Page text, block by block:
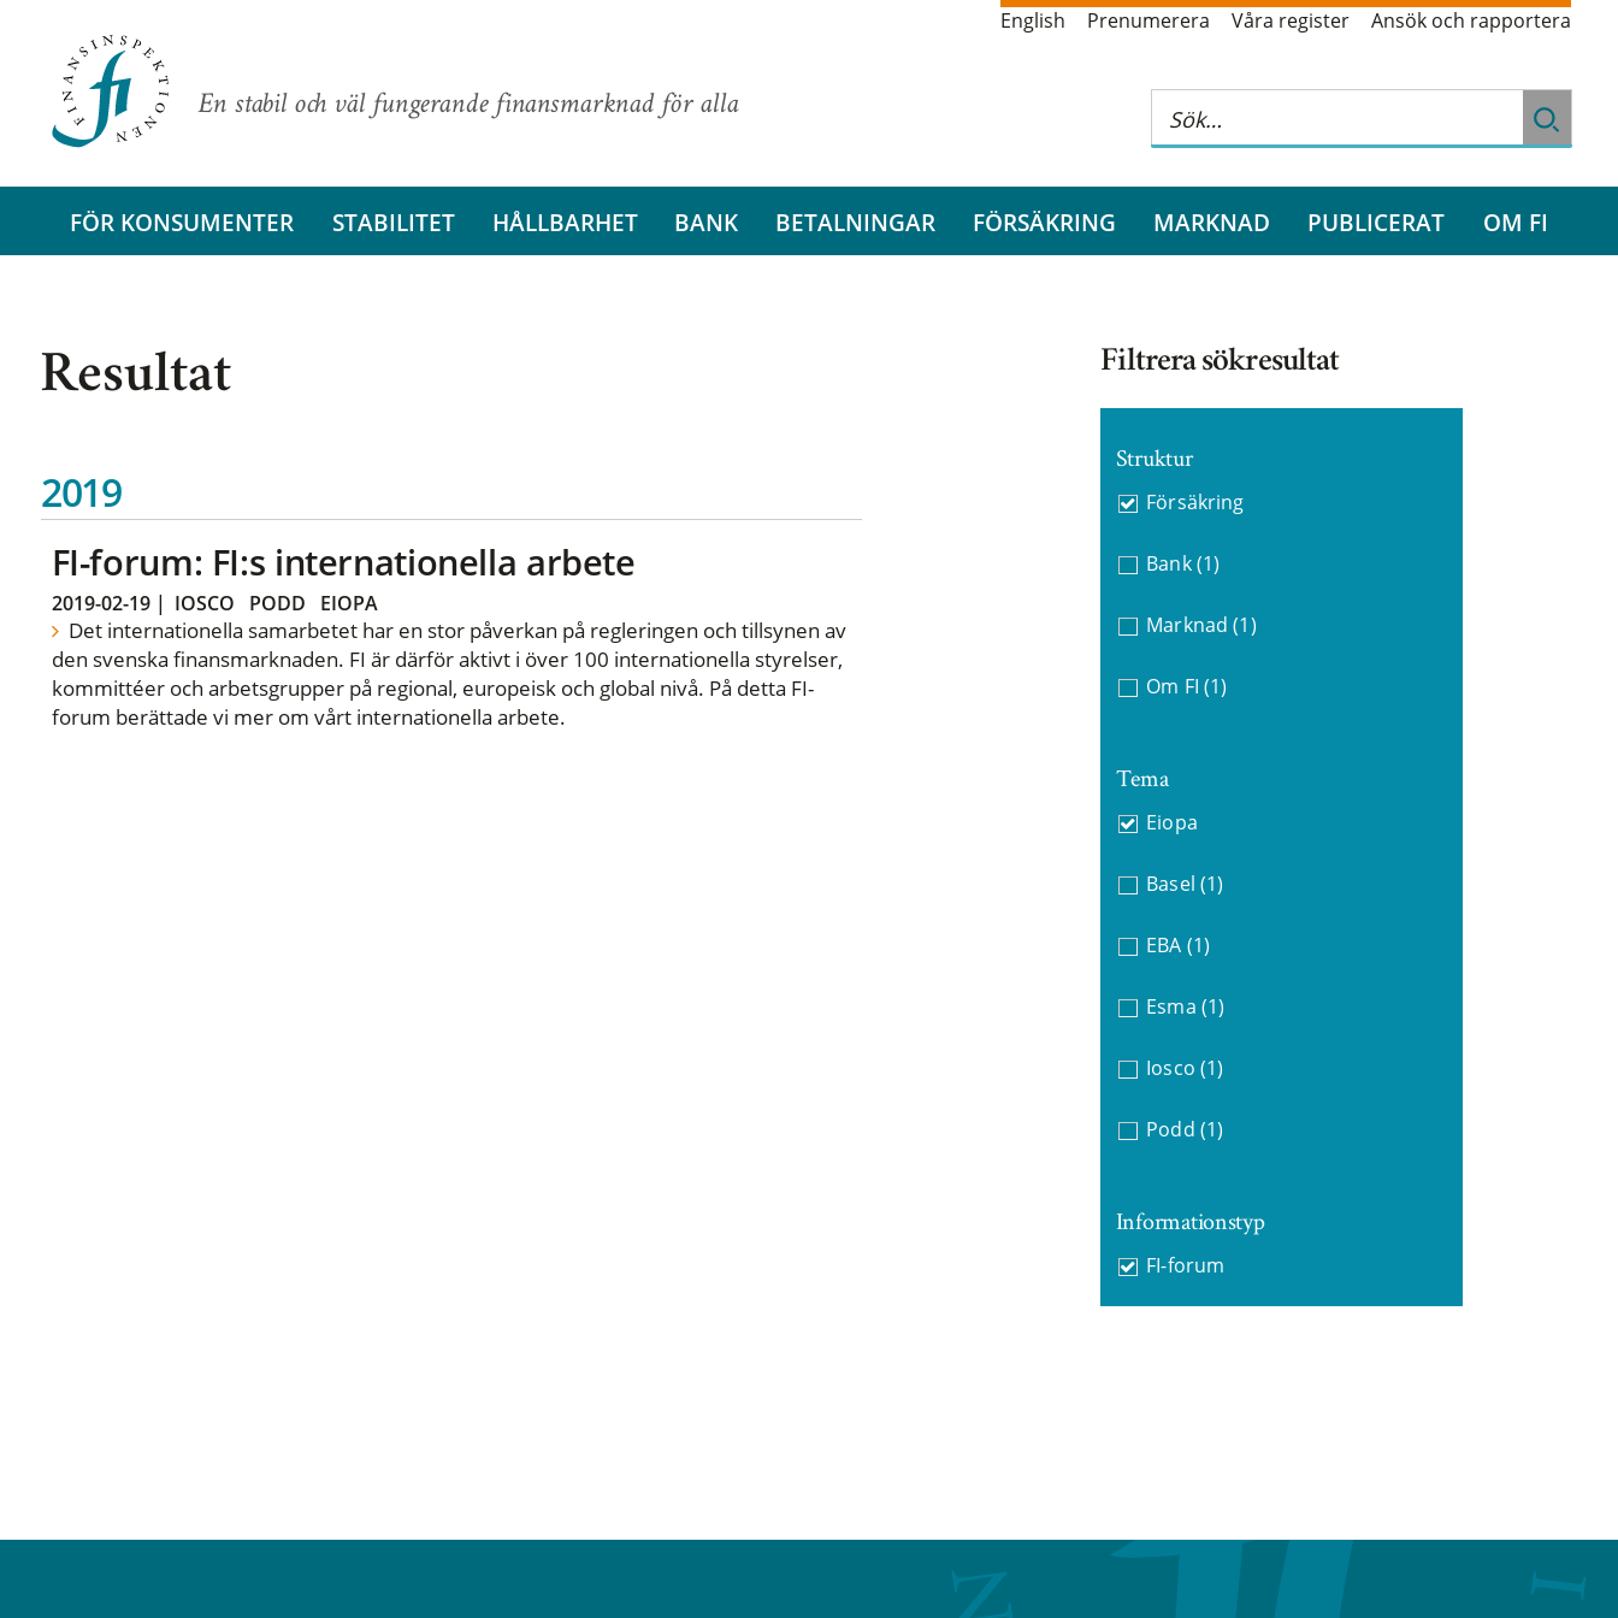
En stabil och väl fungerande finansmarknad för alla
English Prenumerera Våra register Ansök och rapportera
FÖR KONSUMENTER STABILITET HÅLLBARHET BANK BETALNINGAR FÖRSÄKRING MARKNAD PUBLICERAT OM FI
Resultat
2019
FI-forum: FI:s internationella arbete
2019-02-19| IOSCO PODD EIOPA
Det internationella samarbetet har en stor påverkan på regleringen och tillsynen av
den svenska finansmarknaden. FI är därför aktivt i över 100 internationella styrelser,
kommittéer och arbetsgrupper på regional, europeisk och global nivå. På detta FI-
forum berättade vi mer om vårt internationella arbete.
Filtrera sökresultat
Struktur
Försäkring
Bank (1)
Marknad (1)
Om FI (1)
Tema
Eiopa
Basel (1)
EBA (1)
Esma (1)
Iosco (1)
Podd (1)
Informationstyp
FI-forum